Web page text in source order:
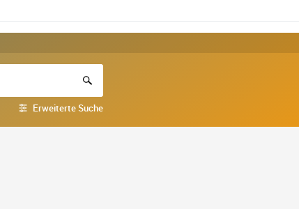
Erweiterte Suche